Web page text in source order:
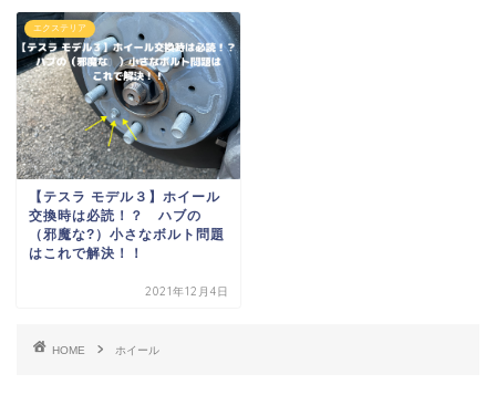
エクステリア
【テスラ モデル３】ホイール
交換時は必読！？ ハブの
（邪魔な?）小さなボルト問題
はこれで解決！！
2021年12月4日
HOME ホイール